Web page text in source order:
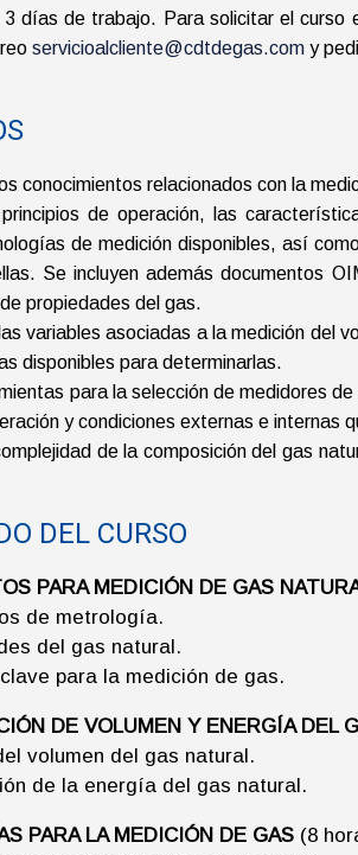
días de trabajo. Para solicitar el curso
servicioalcliente@cdtdegas.com y
conocimientos relacionados con la
de operación, las
de medición disponibles, así
Se incluyen además documentos
propiedades del gas.
variables asociadas a la medición del
disponibles para determinarlas.
para la selección de medidores
y condiciones externas e internas
de la composición del gas
DEL CURSO
PARA MEDICIÓN DE GAS
de metrología.
del gas natural.
para la medición de gas.
DE VOLUMEN Y ENERGÍA DEL
volumen del gas natural.
de la energía del gas natural.
PARA LA MEDICIÓN DE GAS (8